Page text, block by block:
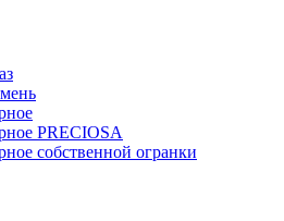
PRECIOSA
собственной огранки